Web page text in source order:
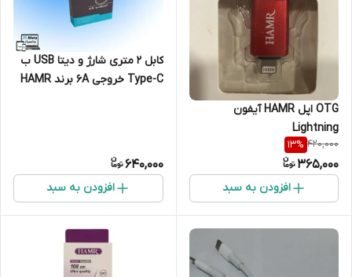
OTG اپل HAMR آیفون
Lightning
420,000
13%
365,000
افزودن به سبد
کابل 2 متری شارژ و دیتا USB ب
Type-C خروجی 6A برند HAMR
640,000
افزودن به سبد